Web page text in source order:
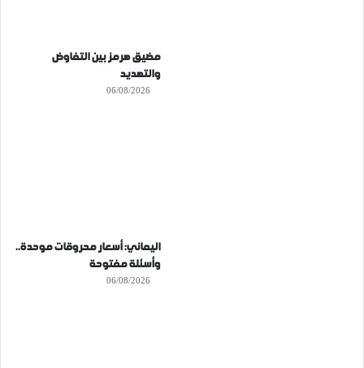
مضيق هرمز بين التفاوض
والتهديد
06/08/2026
اليماني: أسعار محروقات موحدة..
وأسئلة مفتوحة
06/08/2026